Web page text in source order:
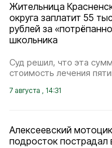
Жительница
округа заплатит 55
рублей за
школьника
Суд решил, что эта
стоимость лечения
7 августа , 14:31
Алексеевский
подросток